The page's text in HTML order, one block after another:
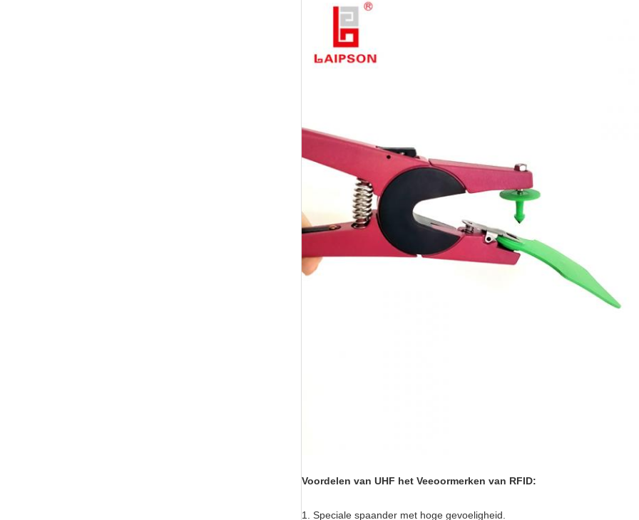
Voordelen van UHF het Veeoormerken van RFID:
1. Speciale spaander met hoge gevoeligheid.